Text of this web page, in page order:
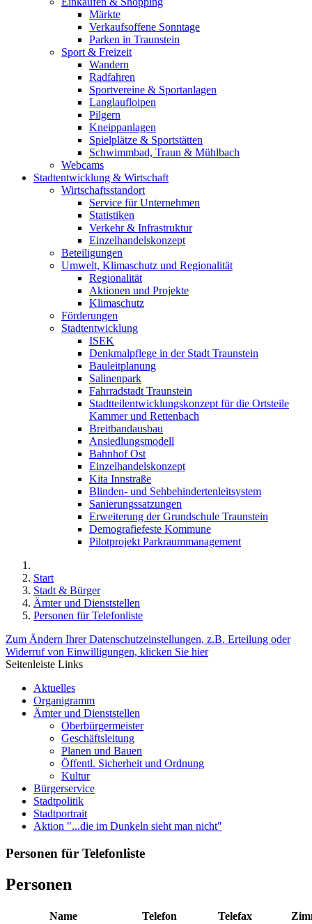
Märkte
Verkaufsoffene Sonntage
Parken in Traunstein
Sport & Freizeit
Wandern
Radfahren
Sportvereine & Sportanlagen
Langlaufloipen
Pilgern
Kneippanlagen
Spielplätze & Sportstätten
Schwimmbad, Traun & Mühlbach
Webcams
Stadtentwicklung & Wirtschaft
Wirtschaftsstandort
Service für Unternehmen
Statistiken
Verkehr & Infrastruktur
Einzelhandelskonzept
Beteiligungen
Umwelt, Klimaschutz und Regionalität
Regionalität
Aktionen und Projekte
Klimaschutz
Förderungen
Stadtentwicklung
ISEK
Denkmalpflege in der Stadt Traunstein
Bauleitplanung
Salinenpark
Fahrradstadt Traunstein
Stadtteilentwicklungskonzept für die Ortsteile
Kammer und Rettenbach
Breitbandausbau
Ansiedlungsmodell
Bahnhof Ost
Einzelhandelskonzept
Kita Innstraße
Blinden- und Sehbehindertenleitsystem
Sanierungssatzungen
Erweiterung der Grundschule Traunstein
Demografiefeste Kommune
Pilotprojekt Parkraummanagement
Start
Stadt & Bürger
Ämter und Dienststellen
Personen für Telefonliste
Zum Ändern Ihrer Datenschutzeinstellungen, z.B. Erteilung oder
Widerruf von Einwilligungen, klicken Sie hier
Seitenleiste Links
Aktuelles
Organigramm
Ämter und Dienststellen
Oberbürgermeister
Geschäftsleitung
Planen und Bauen
Öffentl. Sicherheit und Ordnung
Kultur
Bürgerservice
Stadtpolitik
Stadtportrait
Aktion "...die im Dunkeln sieht man nicht"
Personen für Telefonliste
Personen
Name Telefon Telefax